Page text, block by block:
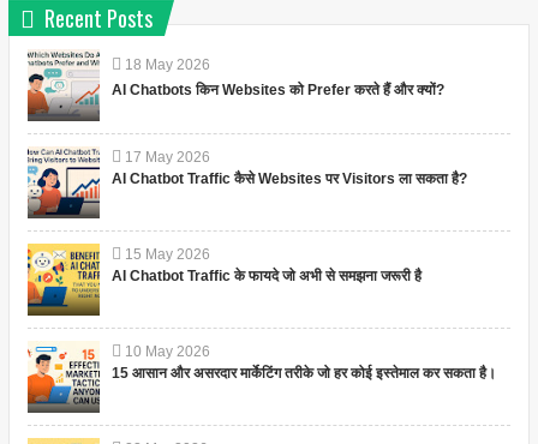
Recent Posts
18 May 2026
AI Chatbots किन Websites को Prefer करते हैं और क्यों?
17 May 2026
AI Chatbot Traffic कैसे Websites पर Visitors ला सकता है?
15 May 2026
AI Chatbot Traffic के फायदे जो अभी से समझना जरूरी है
10 May 2026
15 आसान और असरदार मार्केटिंग तरीके जो हर कोई इस्तेमाल कर सकता है।